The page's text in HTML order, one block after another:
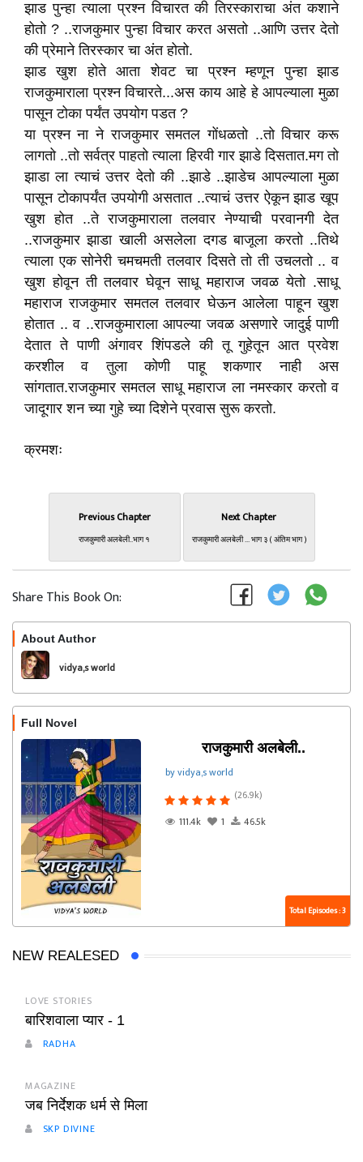
झाड पुन्हा त्याला प्रश्न विचारत की तिरस्काराचा अंत कशाने
होतो ? ..राजकुमार पुन्हा विचार करत असतो ..आणि उत्तर देतो
की प्रेमाने तिरस्कार चा अंत होतो.
झाड खुश होते आता शेवट चा प्रश्न म्हणून पुन्हा झाड
राजकुमाराला प्रश्न विचारते...अस काय आहे हे आपल्याला मुळा
पासून टोका पर्यंत उपयोग पडत ?
या प्रश्न ना ने राजकुमार समतल गोंधळतो ..तो विचार करू
लागतो ..तो सर्वत्र पाहतो त्याला हिरवी गार झाडे दिसतात.मग तो
झाडा ला त्याचं उत्तर देतो की ..झाडे ..झाडेच आपल्याला मुळा
पासून टोकापर्यंत उपयोगी असतात ..त्याचं उत्तर ऐकून झाड खूप
खुश होत ..ते राजकुमाराला तलवार नेण्याची परवानगी देत
..राजकुमार झाडा खाली असलेला दगड बाजूला करतो ..तिथे
त्याला एक सोनेरी चमचमती तलवार दिसते तो ती उचलतो .. व
खुश होवून ती तलवार घेवून साधू महाराज जवळ येतो .साधू
महाराज राजकुमार समतल तलवार घेऊन आलेला पाहून खुश
होतात .. व ..राजकुमाराला आपल्या जवळ असणारे जादुई पाणी
देतात ते पाणी अंगावर शिंपडले की तू गुहेतून आत प्रवेश
करशील व तुला कोणी पाहू शकणार नाही अस
सांगतात.राजकुमार समतल साधू महाराज ला नमस्कार करतो व
जादूगार शन च्या गुहे च्या दिशेने प्रवास सुरू करतो.
क्रमशः
Previous Chapter
राजकुमारी अलबेली..भाग १
Next Chapter
राजकुमारी अलबेली ... भाग ३ ( अंतिम भाग )
Share This Book On:
About Author
vidya,s world
Full Novel
राजकुमारी अलबेली..
by vidya,s world
(26.9k)
111.4k
1 46.5k
Total Episodes : 3
NEW REALESED
LOVE STORIES
बारिशवाला प्यार - 1
RADHA
MAGAZINE
जब निर्देशक धर्म से मिला
SKP DIVINE